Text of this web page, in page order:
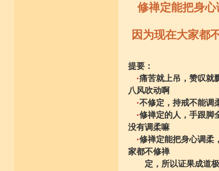
修禅定能把身
因为现在大家都
提要：
·痛苦就上吊，赞叹就
八风吹动啊
·不修定，持戒不能调
·修禅定的人，手跟脚
没有调柔嘛
·修禅定能把身心调柔
家都不修禅
定，所以证果成道极